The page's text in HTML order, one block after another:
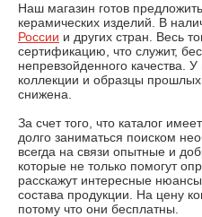
Наш магазин готов
керамических изделий. В
России и других стран. Весь
сертификацию, что служит,
непревзойденного качества.
коллекции и образцы
снижена.
За счет того, что каталог
долго заниматься поиском
всегда на связи опытные и
которые не только помогут
расскажут интересные
состава продукции. На цену
потому что они бесплатны.